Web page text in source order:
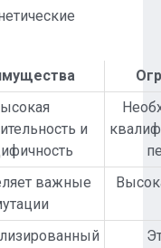
и
важные